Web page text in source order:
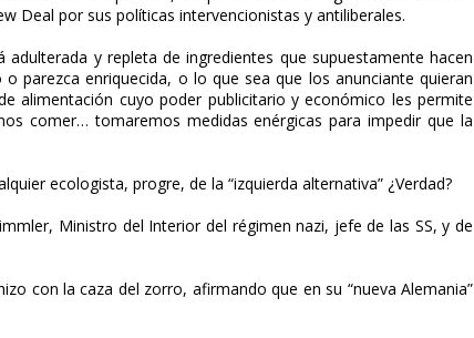
Deal por sus políticas intervencionistas y antiliberales.
y repleta de ingredientes que supuestamente hacen
parezca enriquecida, o lo que sea que los anunciante quieran
alimentación cuyo poder publicitario y económico les permite
comer… tomaremos medidas enérgicas para impedir que la
ecologista, progre, de la “izquierda alternativa” ¿Verdad?
Ministro del Interior del régimen nazi, jefe de las SS, y de
con la caza del zorro, afirmando que en su “nueva Alemania”